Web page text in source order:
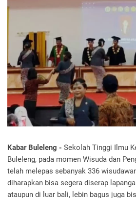
Kabar Buleleng - Sekolah Tinggi Ilmu
Buleleng, pada momen Wisuda dan
telah melepas sebanyak 336
diharapkan bisa segera diserap
ataupun di luar bali, lebin bagus juga